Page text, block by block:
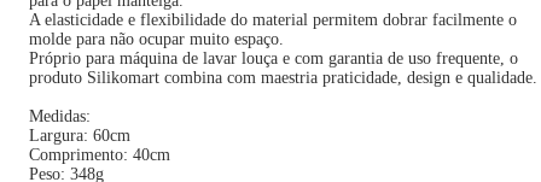
A elasticidade e flexibilidade do material permitem dobrar facilmente o
molde para não ocupar muito espaço.
Próprio para máquina de lavar louça e com garantia de uso frequente, o
produto Silikomart combina com maestria praticidade, design e qualidade.
Medidas:
Largura: 60cm
Comprimento: 40cm
Peso: 348g